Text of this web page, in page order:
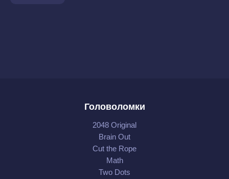
Головоломки
2048 Original
Brain Out
Cut the Rope
Math
Two Dots